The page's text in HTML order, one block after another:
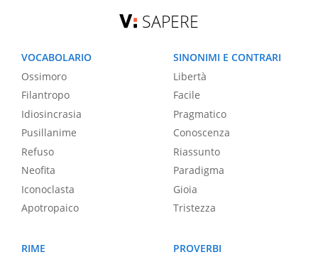
SAPERE
VOCABOLARIO
Ossimoro
Filantropo
Idiosincrasia
Pusillanime
Refuso
Neofita
Iconoclasta
Apotropaico
SINONIMI E CONTRARI
Libertà
Facile
Pragmatico
Conoscenza
Riassunto
Paradigma
Gioia
Tristezza
RIME
PROVERBI